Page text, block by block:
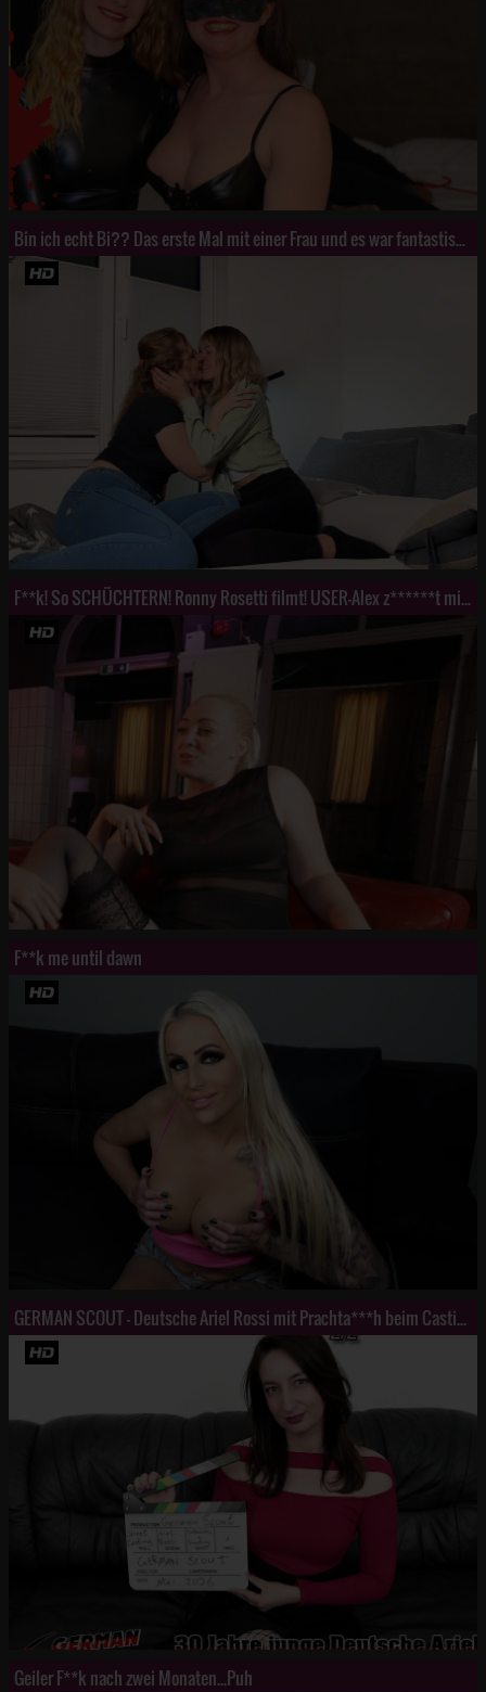
Bin ich echt Bi?? Das erste Mal mit einer Frau und es war fantastisch!
F**k! So SCHÜCHTERN! Ronny Rosetti filmt! USER-Alex z******t mich h**t!
F**k me until dawn
GERMAN SCOUT - Deutsche Ariel Rossi mit Prachta***h beim Casting AO g*****t Teil 2
Geiler F**k nach zwei Monaten...Puh